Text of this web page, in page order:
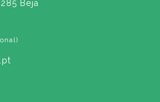
Beja